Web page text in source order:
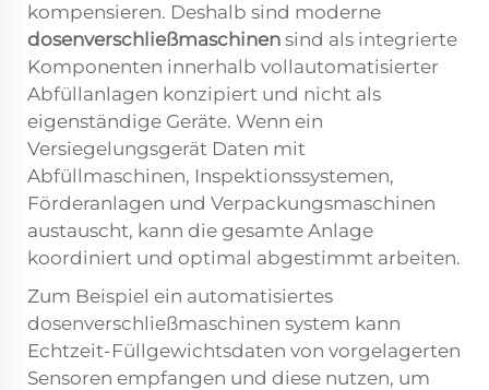
kompensieren. Deshalb sind moderne
dosenverschließmaschinen sind als integrierte
Komponenten innerhalb vollautomatisierter
Abfüllanlagen konzipiert und nicht als
eigenständige Geräte. Wenn ein
Versiegelungsgerät Daten mit
Abfüllmaschinen, Inspektionssystemen,
Förderanlagen und Verpackungsmaschinen
austauscht, kann die gesamte Anlage
koordiniert und optimal abgestimmt arbeiten.
Zum Beispiel ein automatisiertes
dosenverschließmaschinen system kann
Echtzeit-Füllgewichtsdaten von vorgelagerten
Sensoren empfangen und diese nutzen, um